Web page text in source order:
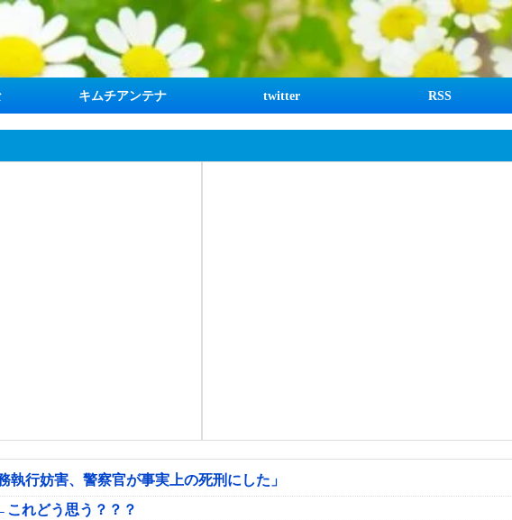
キムチアンテナ twitter RSS
行妨害、警察官が事実上の死刑にした」
れどう思う？？？